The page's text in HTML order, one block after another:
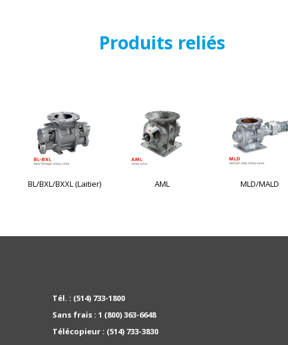
Produits reliés
BL/BXL/BXXL (Laitier) AML MLD/MALD
Tél. : (514) 733-1800
Sans frais : 1 (800) 363-6648
Télécopieur : (514) 733-3830